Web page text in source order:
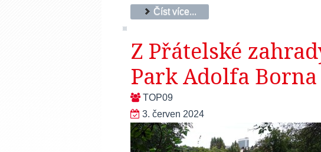
Číst více...
Z Přátelské
Park Adolfa Borna
TOP09
3. červen 2024